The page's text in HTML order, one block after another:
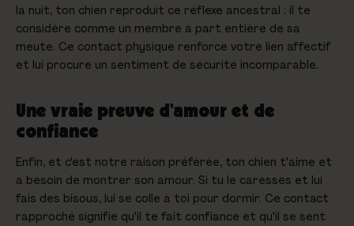
la nuit, ton chien reproduit ce réflexe ancestral : il te
considère comme un membre à part entière de sa
meute. Ce contact physique renforce votre lien affectif
et lui procure un sentiment de sécurité incomparable.
Une vraie preuve d'amour et de
confiance
Enfin, et c'est notre raison préférée, ton chien t'aime et
a besoin de montrer son amour. Si tu le caresses et lui
fais des bisous, lui se colle à toi pour dormir. Ce contact
rapproché signifie qu'il te fait confiance et qu'il se sent